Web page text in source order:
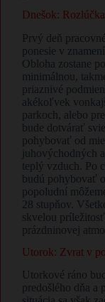
Dnešok:
Prvý deň
ponesie v
Obloha zostane
minimálnou,
priaznivé
akékoľvek
parkoch, alebo
bude dotvárať
pohybovať od
juhovýchodných
teplý vzduch. Po
budú pohybovať
popoludní
28 stupňov.
skvelou
prázdninovej
Utorok: Zvrat v
Utorkové ráno
predošlého dňa a